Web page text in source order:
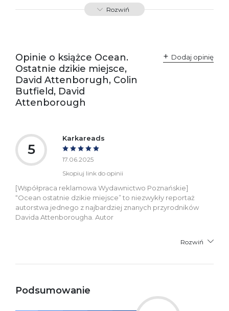
Rozwiń
Opinie o książce Ocean.
Ostatnie dzikie miejsce,
David Attenborugh, Colin
Butfield, David
Attenborough
Dodaj opinię
5
Karkareads
17.06.2025
Skopiuj link do opinii
[Współpraca reklamowa Wydawnictwo Poznańskie]
“Ocean ostatnie dzikie miejsce” to niezwykły reportaż
autorstwa jednego z najbardziej znanych przyrodników
Davida Attenborougha. Autor
Rozwiń
Podsumowanie